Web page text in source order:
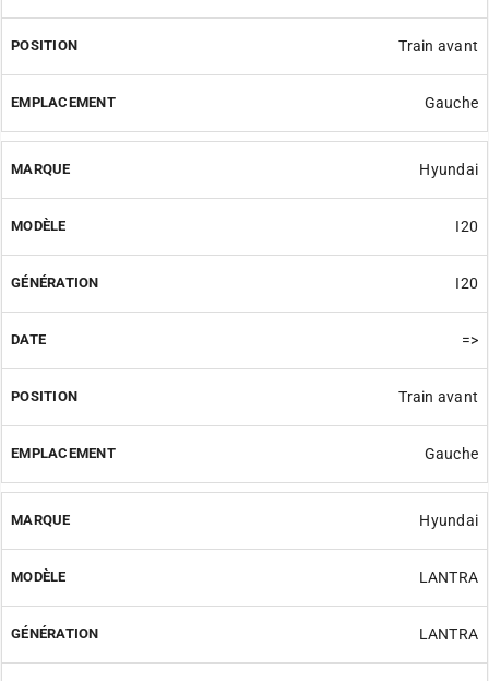
Train avant
Gauche
Hyundai
I20
I20
=>
Train avant
Gauche
Hyundai
LANTRA
LANTRA